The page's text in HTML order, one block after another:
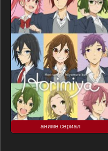
аниме сериал